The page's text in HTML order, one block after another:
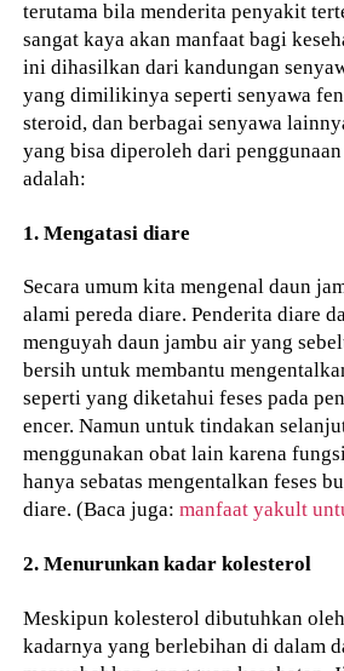
terutama bila menderita penyakit
sangat kaya akan manfaat bagi
ini dihasilkan dari kandungan
yang dimilikinya seperti senyawa
steroid, dan berbagai senyawa
yang bisa diperoleh dari
adalah:
1. Mengatasi diare
Secara umum kita mengenal daun
alami pereda diare. Penderita diare
menguyah daun jambu air yang
bersih untuk membantu
seperti yang diketahui feses pada
encer. Namun untuk tindakan
menggunakan obat lain karena
hanya sebatas mengentalkan feses
diare. (Baca juga:manfaat yakult
2. Menurunkan kadar kolesterol
Meskipun kolesterol dibutuhkan
kadarnya yang berlebihan di dalam